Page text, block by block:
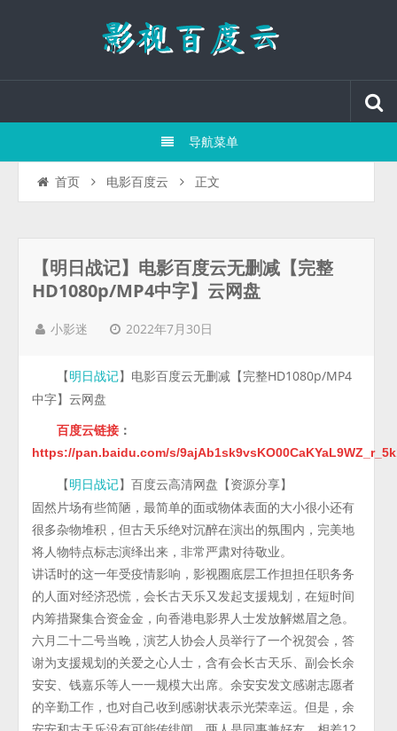
导航菜单
首页 电影百度云 正文
【明日战记】电影百度云无删减【完整
HD1080p/MP4中字】云网盘
小影迷 2022年7月30日
【明日战记】电影百度云无删减【完整HD1080p/MP4
中字】云网盘
百度云链接 ：
https://pan.baidu.com/s/
【明日战记】百度云高清网盘【资源分享】
固然片场有些简陋，最简单的面或物体表面的大小很小还有
很多杂物堆积，但古天乐绝对沉醉在演出的氛围内，完美地
将人物特点标志演绎出来，非常严肃对待敬业。
讲话时的这一年受疫情影响，影视圈底层工作担担任职务务
的人面对经济恐慌，会长古天乐又发起支援规划，在短时间
内筹措聚集合资金金，向香港电影界人士发放解燃眉之急。
六月二十二号当晚，演艺人协会人员举行了一个祝贺会，答
谢为支援规划的关爱之心人士，含有会长古天乐、副会长余
安安、钱嘉乐等人一一规模大出席。余安安发文感谢志愿者
的辛勤工作，也对自己收到感谢状表示光荣幸运。但是，余